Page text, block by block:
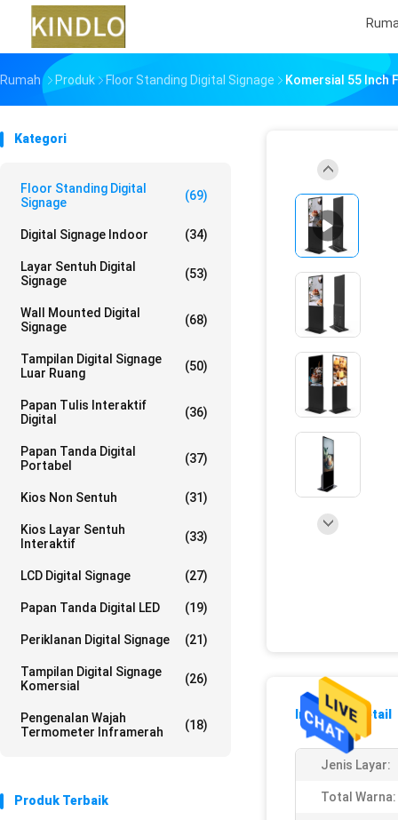
Rumah Produk Floor Standing Digital Signage Komersial 55 Inch
Kategori
Floor Standing Digital
Signage
(69)
Digital Signage Indoor (34)
Layar Sentuh Digital
Signage
(53)
Wall Mounted Digital
Signage
(68)
Tampilan Digital Signage
Luar Ruang
(50)
Papan Tulis Interaktif
Digital
(36)
Papan Tanda Digital
Portabel
(37)
Kios Non Sentuh (31)
Kios Layar Sentuh
Interaktif
(33)
LCD Digital Signage (27)
Papan Tanda Digital LED (19)
Periklanan Digital Signage (21)
Tampilan Digital Signage
Komersial
(26)
Pengenalan Wajah
Termometer Inframerah
(18)
Produk Terbaik
Informasi Detail
Jenis Layar:
Total Warna: